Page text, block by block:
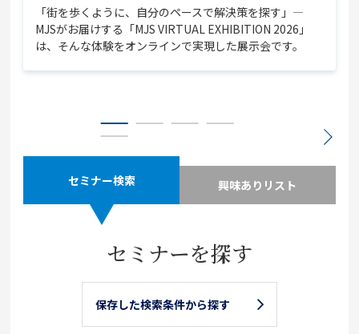
「街を歩くように、自分のペースで解決策を探す」—
MJSがお届けする「MJS VIRTUAL EXHIBITION 2026」
は、そんな体験をオンラインで実現した展示会です。
セミナー検索 興味ありリスト
セミナーを探す
保存した検索条件から探す